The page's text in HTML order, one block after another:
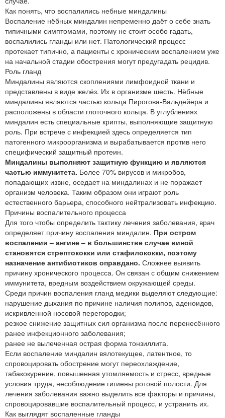
Как понять, что воспалились небные миндалины
Воспаление нёбных миндалин непременно даёт о себе знать
типичными симптомами, поэтому не стоит особо гадать,
воспалились гланды или нет. Патологический процесс
протекает типично, а пациенты с хроническим воспалением уже
на начальной стадии обострения могут предугадать рецидив.
Роль гланд
Миндалины являются скоплениями лимфоидной ткани и
представлены в виде желёз. Их в организме шесть. Нёбные
миндалины являются частью кольца Пирогова-Вальдейера и
расположены в области глоточного кольца. В углублениях
миндалин есть специальные крипты, выполняющие защитную
роль. При встрече с инфекцией здесь определяется тип
патогенного микроорганизма и вырабатывается против него
специфический защитный протеин.
Миндалины выполняют защитную функцию и являются
частью иммунитета. Более 70% вирусов и микробов,
попадающих извне, оседает на миндалинах и не поражает
организм человека. Таким образом они играют роль
естественного барьера, способного нейтрализовать инфекцию.
Причины воспалительного процесса
Для того чтобы определить тактику лечения заболевания, врач
определяет причину воспаления миндалин. При остром
воспалении – ангине – в большинстве случае виной
становятся стрептококки или стафилококки, поэтому
назначение антибиотиков оправдано. Сложнее выявить
причину хронического процесса. Он связан с общим снижением
иммунитета, вредным воздействием окружающей среды.
Среди причин воспаления гланд медики выделяют следующие:
нарушение дыхания по причине наличия полипов, аденоидов,
искривленной носовой перегородки;
резкое снижение защитных сил организма после перенесённого
ранее инфекционного заболевания;
ранее не вылеченная острая форма тонзиллита.
Если воспаление миндалин вялотекущее, латентное, то
спровоцировать обострение могут переохлаждение,
табакокурение, повышенная утомляемость и стресс, вредные
условия труда, несоблюдение гигиены ротовой полости. Для
лечения заболевания важно выделить все факторы и причины,
спровоцировавшие воспалительный процесс, и устранить их.
Как выглядят воспаленные гланды